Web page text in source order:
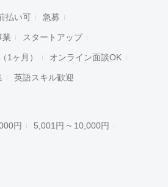
払い可 急募
業 スタートアップ
1ヶ月） オンライン面談OK
英語スキル歓迎
円 5,001円 ~ 10,000円